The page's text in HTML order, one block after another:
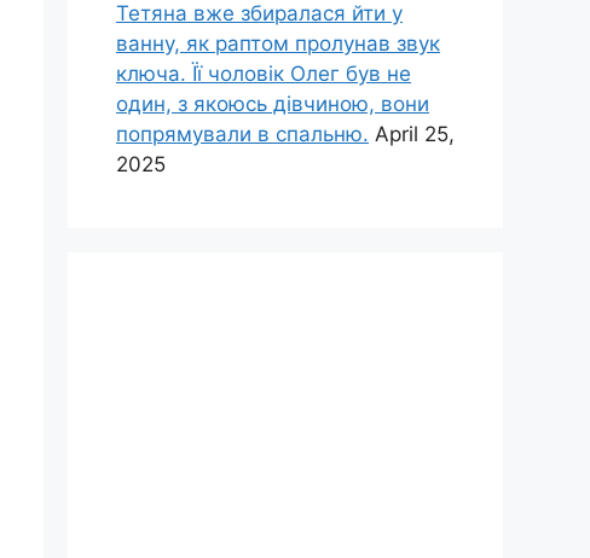
Тетяна вже збиралася йти у
ванну, як раптом пролунав звук
ключа. Її чоловік Олег був не
один, з якоюсь дівчиною, вони
попрямували в спальню. April 25,
2025